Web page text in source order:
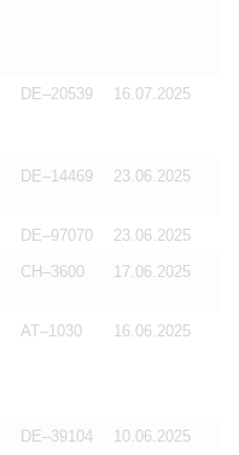
DE–20539 16.07.2025
DE–14469 23.06.2025
DE–97070
23.06.2025
CH–3600 17.06.2025
AT–1030 16.06.2025
DE–39104
10.06.2025